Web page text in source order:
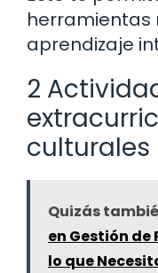
herramientas
aprendizaje
2
culturales
Quizás
en Gestión de
lo que